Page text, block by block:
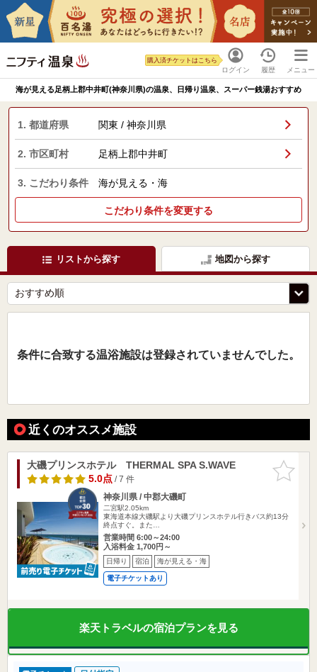
ログイン
購入済チケットはこちら
履歴 メニュー
海が見える足柄上郡中井町(神奈川県)の温泉、日帰り温泉、スーパー銭湯おすすめ
1. 都道府県 関東 / 神奈川県
2. 市区町村 足柄上郡中井町
3. こだわり条件 海が見える・海
こだわり条件を変更する
リストから探す 地図から探す
条件に合致する温浴施設は登録されていませんでした。
近くのオススメ施設
お気に入
りに追加
大磯プリンスホテル THERMAL SPA S.WAVE
5.0点/ 7 件
神奈川県 / 中郡大磯町
二宮駅2.05km
東海道本線大磯駅より大磯プリンスホテル行きバス約13分
終点すぐ。また…
営業時間 6:00～24:00
入浴料金 1,700円～
日帰り 宿泊 海が見える・海
電子チケットあり
楽天トラベルの宿泊プランを見る